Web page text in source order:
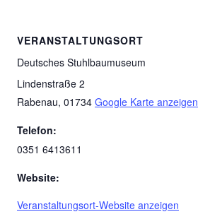
VERANSTALTUNGSORT
Deutsches Stuhlbaumuseum
Lindenstraße 2
Rabenau, 01734 Google Karte anzeigen
Telefon:
0351 6413611
Website:
Veranstaltungsort-Website anzeigen